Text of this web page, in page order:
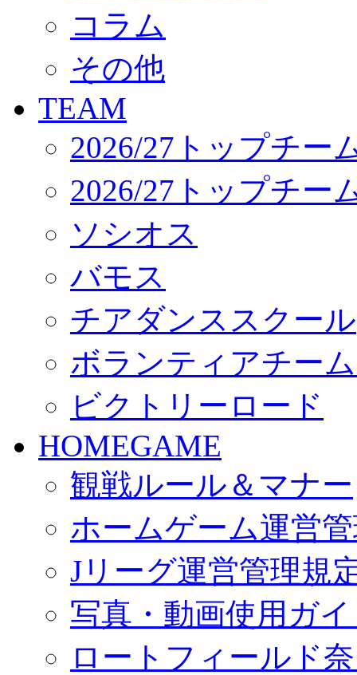
パートナー募集
クラブ理念
サステナビリティ
Web制作支援
応援プロジェクト
コラム
その他
TEAM
2026/27トップチー
2026/27トップチー
ソシオス
バモス
チアダンススクール
ボランティアチー
ビクトリーロード
HOMEGAME
観戦ルール＆マナー
ホームゲーム運営
Jリーグ運営管理規
写真・動画使用ガ
ロートフィールド